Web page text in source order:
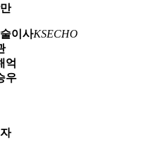
이사KSECHO
억
우